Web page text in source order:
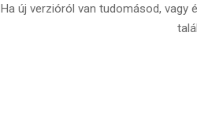
Ha új verzióról van tudomásod, vagy